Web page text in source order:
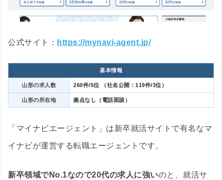
公式サイト： https://mynavi-agent.jp/
基本情報
山形の求人数 260件/5位 （社名公開：119件/3位）
山形の所在地 拠点なし（電話面談）
「マイナビエージェント」は新卒就活サイトで有名なマ
イナビが運営する転職エージェントです。
新卒領域でNo.1なので20代の求人に強いのと、就活サ